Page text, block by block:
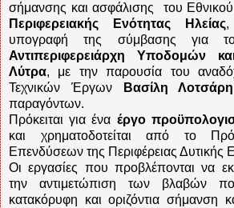
σήμανσης και ασφάλισης
του
Περιφερειακής Ενότητας Ηλείας,
υπογραφή της σύμβασης για
Αντιπεριφερειάρχη Υποδομών
Λύτρα, με την παρουσία του
Τεχνικών Έργων
Βασίλη Λοτσάρη
παραγόντων.
Πρόκειται για ένα έργο
και χρηματοδοτείται από το
Επενδύσεων της Περιφέρειας Δυτικής
Οι εργασίες που προβλέπονται να
την αντιμετώπιση των βλαβών
κατακόρυφη και οριζόντια σήμανση